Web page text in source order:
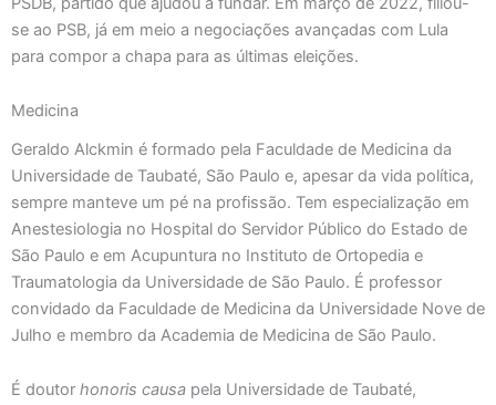
se ao PSB, já em meio a negociações avançadas com Lula
para compor a chapa para as últimas eleições.
Medicina
Geraldo Alckmin é formado pela Faculdade de Medicina da
Universidade de Taubaté, São Paulo e, apesar da vida política,
sempre manteve um pé na profissão. Tem especialização em
Anestesiologia no Hospital do Servidor Público do Estado de
São Paulo e em Acupuntura no Instituto de Ortopedia e
Traumatologia da Universidade de São Paulo. É professor
convidado da Faculdade de Medicina da Universidade Nove de
Julho e membro da Academia de Medicina de São Paulo.
É doutor honoris causa pela Universidade de Taubaté,